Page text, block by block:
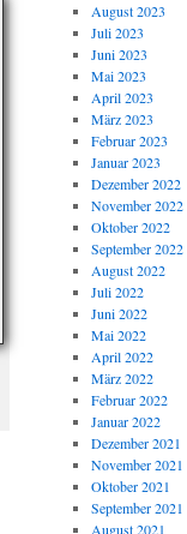
August 2023
Juli 2023
Juni 2023
Mai 2023
April 2023
März 2023
Februar 2023
Januar 2023
Dezember 2022
November 2022
Oktober 2022
September 2022
August 2022
Juli 2022
Juni 2022
Mai 2022
April 2022
März 2022
Februar 2022
Januar 2022
Dezember 2021
November 2021
Oktober 2021
September 2021
August 2021